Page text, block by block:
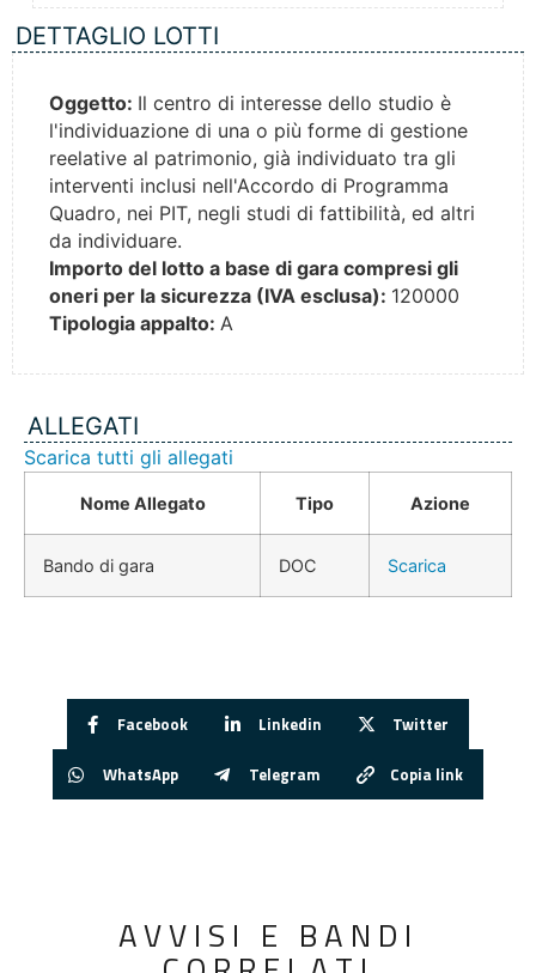
DETTAGLIO LOTTI
Oggetto: Il centro di interesse dello studio è
l'individuazione di una o più forme di gestione
reelative al patrimonio, già individuato tra gli
interventi inclusi nell'Accordo di Programma
Quadro, nei PIT, negli studi di fattibilità, ed altri
da individuare.
Importo del lotto a base di gara compresi gli
oneri per la sicurezza (IVA esclusa): 120000
Tipologia appalto: A
ALLEGATI
Scarica tutti gli allegati
Nome Allegato Tipo Azione
Bando di gara DOC Scarica
Facebook Linkedin Twitter
WhatsApp Telegram Copia link
AVVISI E BANDI